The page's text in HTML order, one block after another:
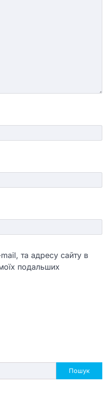
та адресу сайту в
подальших
Пошук